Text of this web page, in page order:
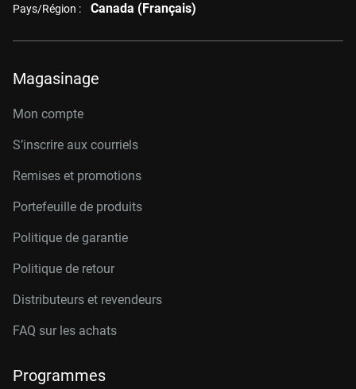
Pays/Région : Canada (Français)
Magasinage
Mon compte
S’inscrire aux courriels
Remises et promotions
Portefeuille de produits
Politique de garantie
Politique de retour
Distributeurs et revendeurs
FAQ sur les achats
Programmes